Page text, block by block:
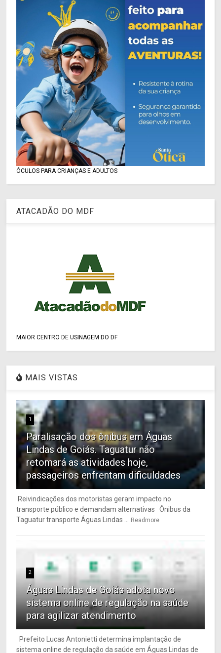
ÓCULOS PARA CRIANÇAS E ADULTOS
ATACADÃO DO MDF
MAIOR CENTRO DE USINAGEM DO DF
MAIS VISTAS
1
Paralisação dos ônibus em Águas
Lindas de Goiás. Taguatur não
retomará as atividades hoje,
passageiros enfrentam dificuldades
Reivindicações dos motoristas geram impacto no
transporte público e demandam alternativas Ônibus da
Taguatur transporte Águas Lindas ... Readmore
2
Águas Lindas de Goiás adota novo
sistema online de regulação na saúde
para agilizar atendimento
Prefeito Lucas Antonietti determina implantação de
sistema online de regulação da saúde em Águas Lindas de